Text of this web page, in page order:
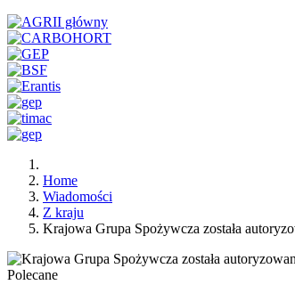
Home
Wiadomości
Z kraju
Krajowa Grupa Spożywcza została
Polecane